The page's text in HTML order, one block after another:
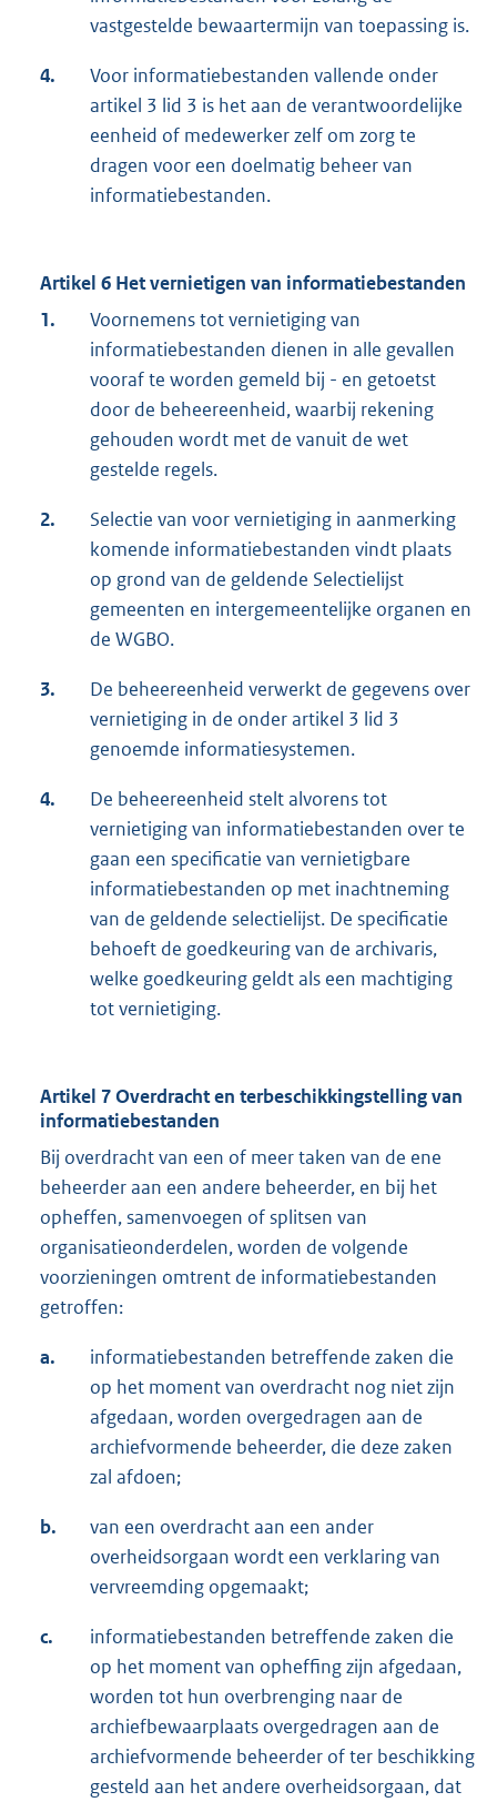
vastgestelde bewaartermijn van toepassing is.
4.
Voor informatiebestanden vallende onder
artikel 3 lid 3 is het aan de verantwoordelijke
eenheid of medewerker zelf om zorg te
dragen voor een doelmatig beheer van
informatiebestanden.
Artikel 6 Het vernietigen van informatiebestanden
1.
Voornemens tot vernietiging van
informatiebestanden dienen in alle gevallen
vooraf te worden gemeld bij - en getoetst
door de beheereenheid, waarbij rekening
gehouden wordt met de vanuit de wet
gestelde regels.
2.
Selectie van voor vernietiging in aanmerking
komende informatiebestanden vindt plaats
op grond van de geldende Selectielijst
gemeenten en intergemeentelijke organen en
de WGBO.
3.
De beheereenheid verwerkt de gegevens over
vernietiging in de onder artikel 3 lid 3
genoemde informatiesystemen.
4.
De beheereenheid stelt alvorens tot
vernietiging van informatiebestanden over te
gaan een specificatie van vernietigbare
informatiebestanden op met inachtneming
van de geldende selectielijst. De specificatie
behoeft de goedkeuring van de archivaris,
welke goedkeuring geldt als een machtiging
tot vernietiging.
Artikel 7 Overdracht en terbeschikkingstelling van
informatiebestanden
Bij overdracht van een of meer taken van de ene
beheerder aan een andere beheerder, en bij het
opheffen, samenvoegen of splitsen van
organisatieonderdelen, worden de volgende
voorzieningen omtrent de informatiebestanden
getroffen:
a.
informatiebestanden betreffende zaken die
op het moment van overdracht nog niet zijn
afgedaan, worden overgedragen aan de
archiefvormende beheerder, die deze zaken
zal afdoen;
b.
van een overdracht aan een ander
overheidsorgaan wordt een verklaring van
vervreemding opgemaakt;
c.
informatiebestanden betreffende zaken die
op het moment van opheffing zijn afgedaan,
worden tot hun overbrenging naar de
archiefbewaarplaats overgedragen aan de
archiefvormende beheerder of ter beschikking
gesteld aan het andere overheidsorgaan, dat